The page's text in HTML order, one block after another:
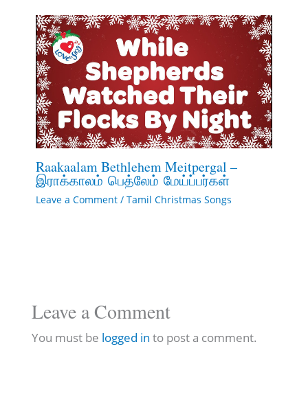
Raakaalam Bethlehem Meitpergal –
இராக்காலம் பெத்லேம் மேய்ப்பர்கள்
Leave a Comment / Tamil Christmas Songs
Leave a Comment
You must be logged in to post a comment.